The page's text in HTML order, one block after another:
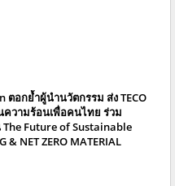
ตอกย้ำผู้นำนวัตกรรม ส่ง TECO
ความร้อนเพื่อคนไทย ร่วม
Future of Sustainable
& NET ZERO MATERIAL